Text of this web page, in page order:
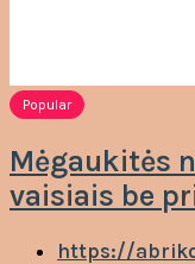
Popular
Mėgaukitės
vaisiais be
https://